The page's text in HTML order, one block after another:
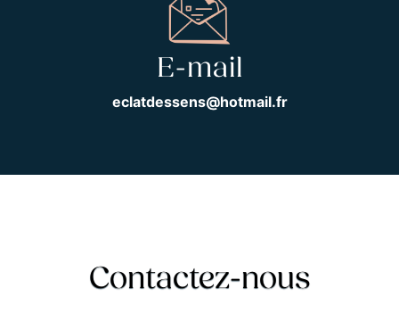
E-mail
eclatdessens@hotmail.fr
Contactez-nous